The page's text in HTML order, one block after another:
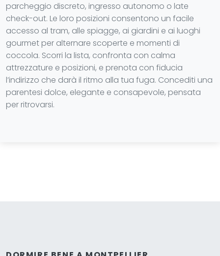
parcheggio discreto, ingresso autonomo o late
check-out. Le loro posizioni consentono un facile
accesso al tram, alle spiagge, ai giardini e ai luoghi
gourmet per alternare scoperte e momenti di
coccola. Scorri la lista, confronta con calma
attrezzature e posizioni, e prenota con fiducia
l’indirizzo che darà il ritmo alla tua fuga. Concediti una
parentesi dolce, elegante e consapevole, pensata
per ritrovarsi.